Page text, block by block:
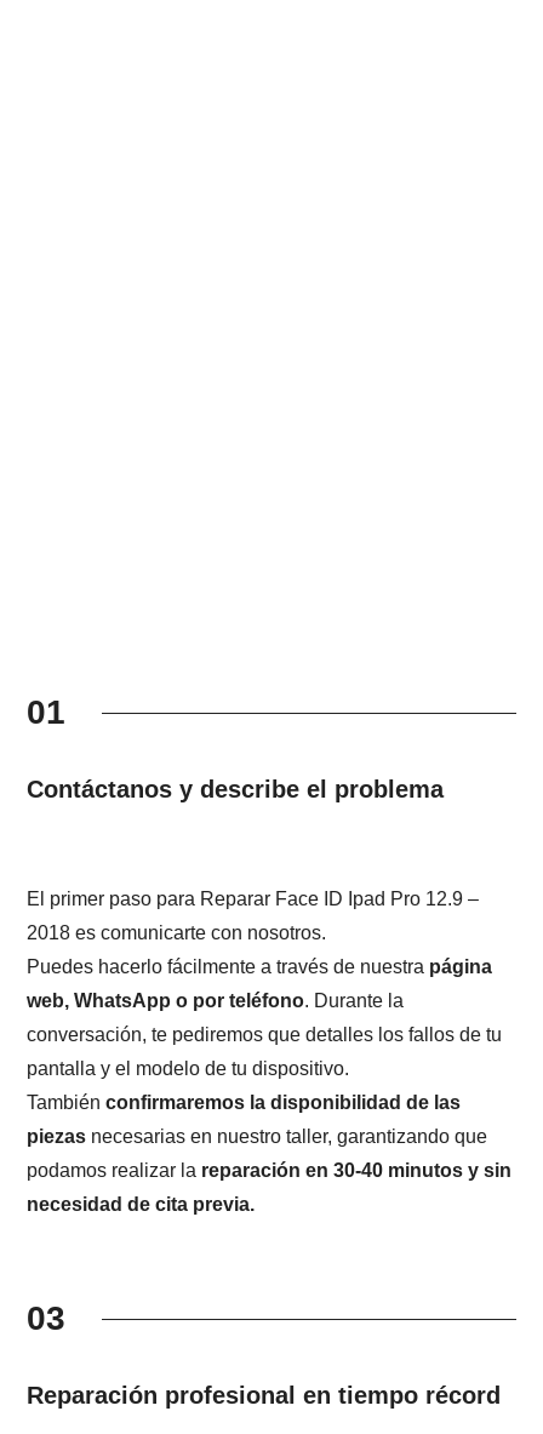
01
Contáctanos y describe el problema
El primer paso para Reparar Face ID Ipad Pro 12.9 –
2018 es comunicarte con nosotros.
Puedes hacerlo fácilmente a través de nuestra página
web, WhatsApp o por teléfono. Durante la
conversación, te pediremos que detalles los fallos de tu
pantalla y el modelo de tu dispositivo.
Tambiénconfirmaremos la disponibilidad de las
piezas necesarias en nuestro taller, garantizando que
podamos realizar la reparación en 30-40 minutos y sin
necesidad de cita previa.
03
Reparación profesional en tiempo récord